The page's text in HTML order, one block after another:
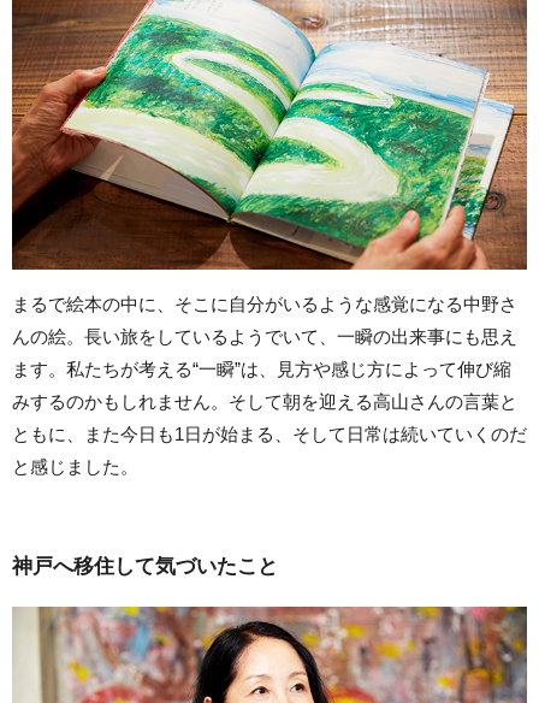
まるで絵本の中に、そこに自分がいるような感覚になる中野さ
んの絵。長い旅をしているようでいて、一瞬の出来事にも思え
ます。私たちが考える“一瞬”は、見方や感じ方によって伸び縮
みするのかもしれません。そして朝を迎える高山さんの言葉と
ともに、また今日も1日が始まる、そして日常は続いていくのだ
と感じました。
神戸へ移住して気づいたこと